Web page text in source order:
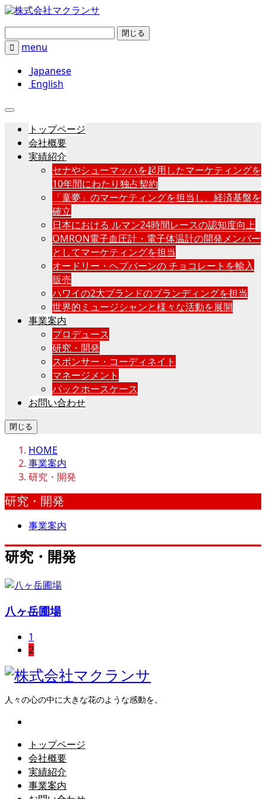
閉じる

menu
Japanese
English
トップページ
会社概要
実績紹介
セナやシューマッハを起用したマーケティングを
10年間にわたり独占契約
「童夢」のマーケティングを担当し、経済基盤を
確立
日本における ルマン24時間レースの認知度向上
OMRON電子血圧計・電子体温計の開発メンバー
としてマーケティングを担当
オードリー・ヘプバーンの チョコレートを輸入
販売
ハワイの2大ブランドのブランディングを担当
世界的ミュージシャンと様々な活動を展開
事業案内
プロデュース
研究・開発
スポンサー・コーディネイト
マネージメント
パックホースケース
お問い合わせ
閉じる
HOME
事業案内
研究・開発
研究・開発
事業案内
研究・開発
八ヶ岳圃場
1
2
人々の心の中に大きな花のような感動を。
トップページ
会社概要
実績紹介
事業案内